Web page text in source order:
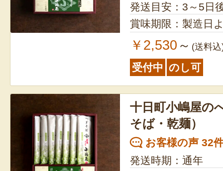
発送目安：3～5日
賞味期限：製造日
￥2,530 ～ (送料
受付中 のし可
十日町小嶋屋の
そば・乾麺）
お客様の声 32
発送時期：通年